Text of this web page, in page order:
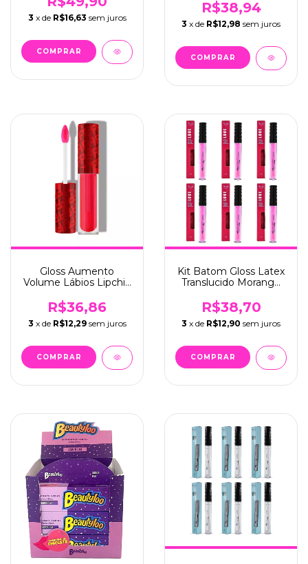
3 x de R$16,63 sem juros
(FB468)
R$38,94
3 x de R$12,98 sem juros
Gloss Aumento
Volume Lábios Lipchilli
R$36,86
3 x de R$12,29 sem juros
Kit Batom Gloss Latex
Translucido Morango
R$38,70
3 x de R$12,90 sem juros